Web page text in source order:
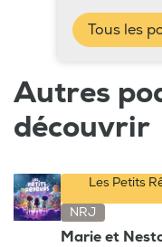
Tous les
Autres
découvrir
Les Petits
NRJ
Marie et